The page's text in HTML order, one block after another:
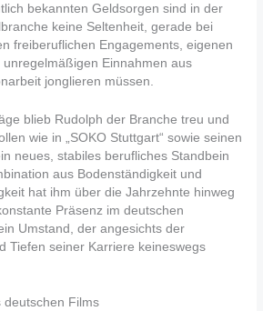
bekannten Geldsorgen sind in der
keine Seltenheit, gerade bei
freiberuflichen Engagements, eigenen
Einnahmen aus
jonglieren müssen.
blieb Rudolph der Branche treu und
wie in „SOKO Stuttgart“ sowie seinen
neues, stabiles berufliches Standbein
aus Bodenständigkeit und
hat ihm über die Jahrzehnte hinweg
Präsenz im deutschen
Umstand, der angesichts der
Tiefen seiner Karriere keineswegs
deutschen Films